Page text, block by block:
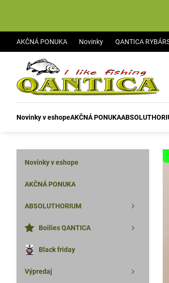
AKČNÁ PONUKA Novinky QANTICA
Novinky v eshopeAKČNÁ PONUKA
Novinky v eshope
AKČNÁ PONUKA
ABSOLUTHORIUM
Boilies QANTICA
Black friday
Výpredaj